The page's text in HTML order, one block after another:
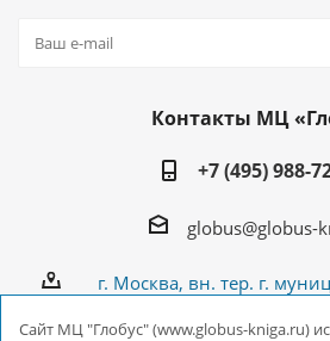
Контакты МЦ
+7 (495) 988-
globus@globus-
г. Москва, вн. тер. г.
Cайт МЦ "Глобус" (www.globus-kniga.ru)